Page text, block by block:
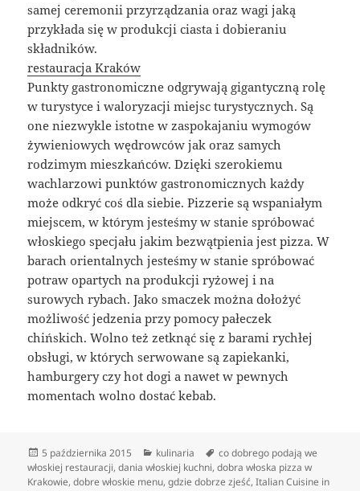
samej ceremonii przyrządzania oraz wagi jaką
przykłada się w produkcji ciasta i dobieraniu
składników.
restauracja Kraków
Punkty gastronomiczne odgrywają gigantyczną rolę
w turystyce i waloryzacji miejsc turystycznych. Są
one niezwykle istotne w zaspokajaniu wymogów
żywieniowych wędrowców jak oraz samych
rodzimym mieszkańców. Dzięki szerokiemu
wachlarzowi punktów gastronomicznych każdy
może odkryć coś dla siebie. Pizzerie są wspaniałym
miejscem, w którym jesteśmy w stanie spróbować
włoskiego specjału jakim bezwątpienia jest pizza. W
barach orientalnych jesteśmy w stanie spróbować
potraw opartych na produkcji ryżowej i na
surowych rybach. Jako smaczek można dołożyć
możliwość jedzenia przy pomocy pałeczek
chińskich. Wolno też zetknąć się z barami rychłej
obsługi, w których serwowane są zapiekanki,
hamburgery czy hot dogi a nawet w pewnych
momentach wolno dostać kebab.
Data
publikacji
5 października 2015 Kategorie
kulinaria Tagi
co dobrego podają we
włoskiej restauracji,dania włoskiej kuchni,dobra włoska pizza w
Krakowie,dobre włoskie menu,gdzie dobrze zjeść,Italian Cuisine in